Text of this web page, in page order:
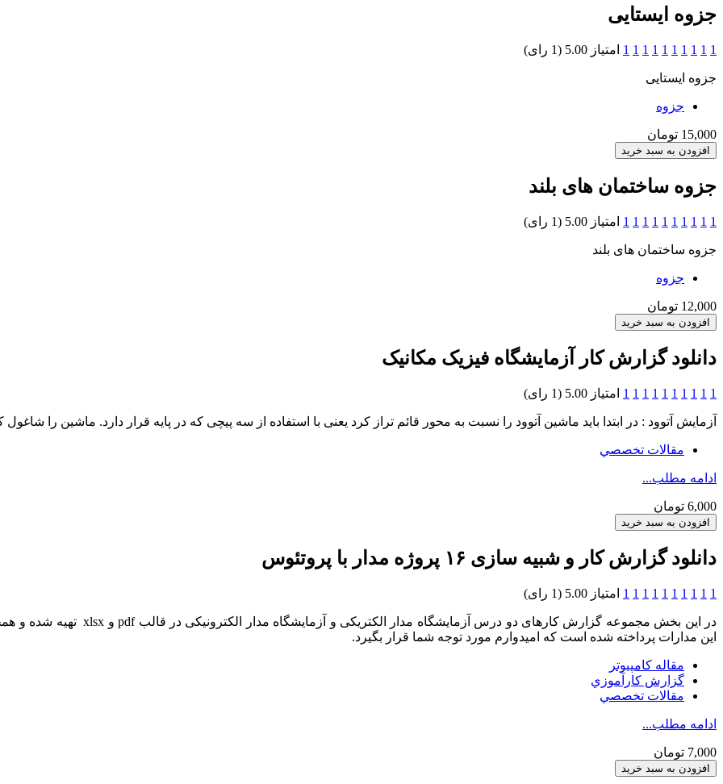
جزوه ایستایی
1
1
1
1
1
1
1
1
1
1 امتیاز 5.00 (1 رای)
جزوه ایستایی
جزوه
15,000 تومان
جزوه ساختمان های بلند
1
1
1
1
1
1
1
1
1
1 امتیاز 5.00 (1 رای)
جزوه ساختمان های بلند
جزوه
12,000 تومان
دانلود گزارش کار آزمایشگاه فیزیک مکانیک
1
1
1
1
1
1
1
1
1
1 امتیاز 5.00 (1 رای)
آزمایش آتوود : در ابتدا باید ماشین آتوود را نسبت به محور قائم تراز کرد یعنی با استفاده از سه پیچی که در پایه قرار دارد. ماشین را شاغول
مقالات تخصصي
ادامه مطلب...
6,000 تومان
دانلود گزارش کار و شبیه سازی ۱۶ پروژه مدار با پروتئوس
1
1
1
1
1
1
1
1
1
1 امتیاز 5.00 (1 رای)
این مدارات پرداخته شده است که امیدوارم مورد توجه شما قرار بگیرد.
مقاله کامپیوتر
گزارش کارآموزي
مقالات تخصصي
ادامه مطلب...
7,000 تومان